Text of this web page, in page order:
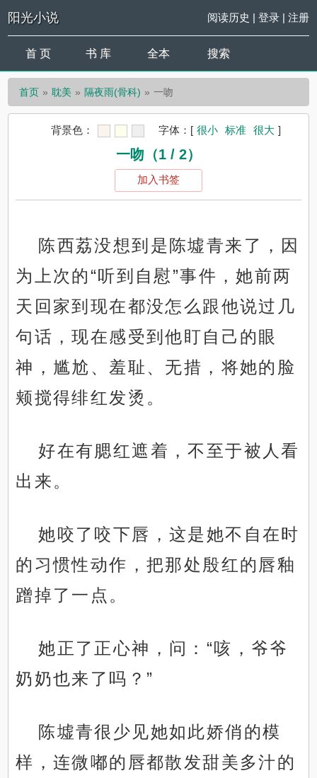
阳光小说 阅读历史 | 登录| 注册
首 页 书 库 全本 搜索
首页 耽美 隔夜雨(骨科) 一吻
背景色： 字体： [ 很小 标准 很大 ]
一吻（1 / 2）
加入书签
陈西荔没想到是陈墟青来了，因
为上次的“听到自慰”事件，她前两
天回家到现在都没怎么跟他说过几
句话，现在感受到他盯自己的眼
神，尴尬、羞耻、无措，将她的脸
颊搅得绯红发烫。
好在有腮红遮着，不至于被人看
出来。
她咬了咬下唇，这是她不自在时
的习惯性动作，把那处殷红的唇釉
蹭掉了一点。
她正了正心神，问：“咳，爷爷
奶奶也来了吗？”
陈墟青很少见她如此娇俏的模
样，连微嘟的唇都散发甜美多汁的